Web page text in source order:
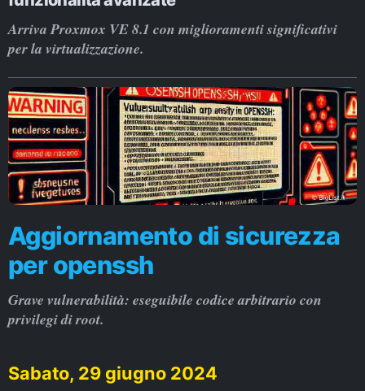
Arriva Proxmox VE 8.1 con miglioramenti significativi
per la virtualizzazione.
Aggiornamento di sicurezza
per openssh
Grave vulnerabilità: eseguibile codice arbitrario con
privilegi di root.
Sabato, 29 giugno 2024